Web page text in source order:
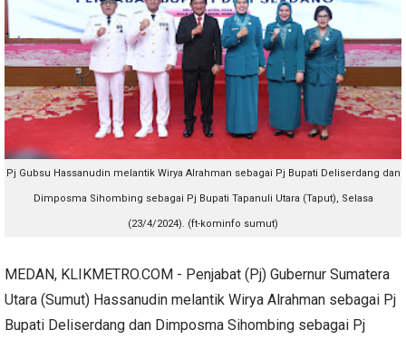
Pj Gubsu Hassanudin melantik Wirya Alrahman sebagai Pj Bupati Deliserdang dan
Dimposma Sihombing sebagai Pj Bupati Tapanuli Utara (Taput), Selasa
(23/4/2024). (ft-kominfo sumut)
MEDAN, KLIKMETRO.COM - Penjabat (Pj) Gubernur Sumatera
Utara (Sumut) Hassanudin melantik Wirya Alrahman sebagai Pj
Bupati Deliserdang dan Dimposma Sihombing sebagai Pj